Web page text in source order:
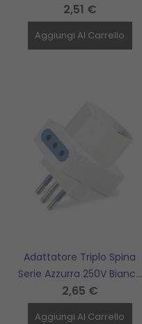
SCAME - 144.450
2,51 €
Aggiungi Al Carrello
Adattatore Triplo Spina
Serie Azzurra 250V Bianco
P30 + 2PR 2P+T 10A SCAME
- 144.457
2,65 €
Aggiungi Al Carrello